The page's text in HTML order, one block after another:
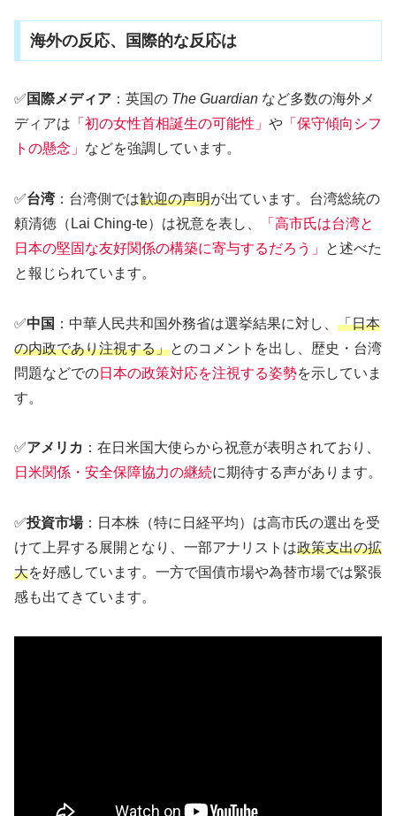
海外の反応、国際的な反応は
✅ 国際メディア ：英国の The Guardian など多数の海外メ
ディアは 「初の女性首相誕生の可能性」 や 「保守傾向シフ
トの懸念」 などを強調しています。
✅台湾：台湾側では歓迎の声明が出ています。台湾総統の
頼清徳（Lai Ching-te）は祝意を表し、
「高市氏は台湾と
日本の堅固な友好関係の構築に寄与するだろう」
と述べた
と報じられています。
✅中国 ：中華人民共和国外務省は選挙結果に対し、 「日本
の内政であり注視する」とのコメントを出し、歴史・台湾
問題などでの日本の政策対応を注視する姿勢を示していま
す。
✅アメリカ ：在日米国大使らから祝意が表明されており、
日米関係・安全保障協力の継続に期待する声があります。
✅投資市場：日本株（特に日経平均）は高市氏の選出を受
けて上昇する展開となり、一部アナリストは政策支出の拡
大を好感しています。一方で国債市場や為替市場では緊張
感も出てきています。